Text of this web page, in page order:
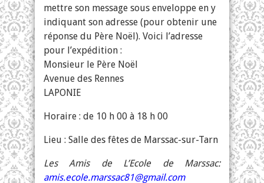
mettre son message sous enveloppe en y
indiquant son adresse (pour obtenir une
réponse du Père Noël). Voici l’adresse
pour l’expédition :
Monsieur le Père Noël
Avenue des Rennes
LAPONIE
Horaire : de 10 h 00 à 18 h 00
Lieu : Salle des fêtes de Marssac-sur-Tarn
Les Amis de L’Ecole de Marssac:
amis.ecole.marssac81@gmail.com